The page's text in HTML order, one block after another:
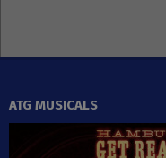
ATG MUSICALS